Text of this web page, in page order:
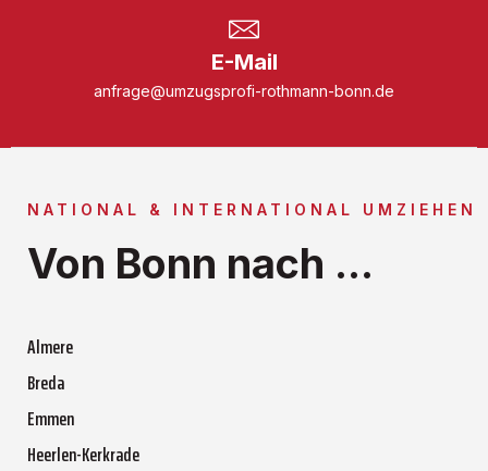
E-Mail
anfrage@umzugsprofi-rothmann-bonn.de
NATIONAL & INTERNATIONAL UMZIEHEN
Von Bonn nach ...
Almere
Breda
Emmen
Heerlen-Kerkrade